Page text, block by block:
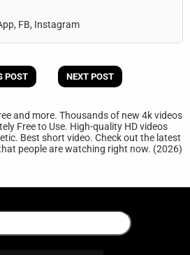
FB, Instagram
POST NEXT POST
and more. Thousands of new 4k videos
Free to Use. High-quality HD videos
Best short video. Check out the latest
people are watching right now. (2026)